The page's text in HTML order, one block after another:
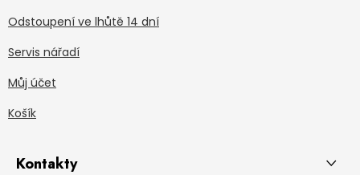
Odstoupení ve lhůtě 14 dní
Servis nářadí
Můj účet
Košík
Kontakty